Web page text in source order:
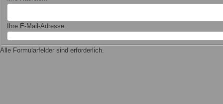
Ihre E-Mail-Adresse
Alle Formularfelder sind erforderlich.